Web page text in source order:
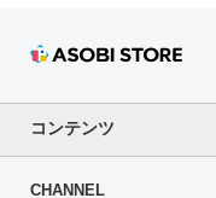
コンテンツ
CHANNEL